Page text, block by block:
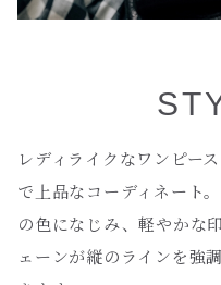
レディライクなワンピー
で上品なコーディネート
の色になじみ、軽やかな
ェーンが縦のラインを強